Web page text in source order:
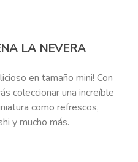
LA NEVERA
en tamaño mini! Con
coleccionar una increíble
como refrescos,
y mucho más.